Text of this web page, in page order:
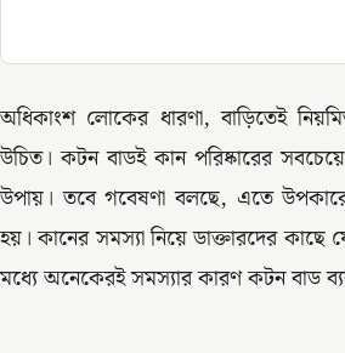
অধিকাংশ লোকের ধারণা, বাড়িতেই
উচিত। কটন বাডই কান পরিষ্কারের
উপায়। তবে গবেষণা বলছে, এতে
হয়। কানের সমস্যা নিয়ে ডাক্তারদের কাছে
মধ্যে অনেকেরই সমস্যার কারণ কটন বাড